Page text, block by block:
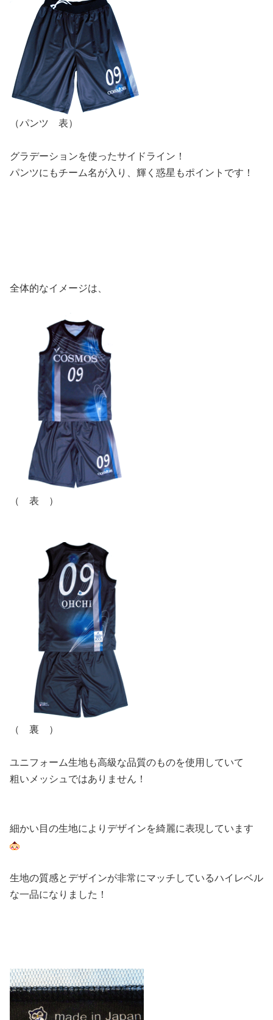
（パンツ 表）
グラデーションを使ったサイドライン！
パンツにもチーム名が入り、輝く惑星もポイントです！
全体的なイメージは、
（ 表 ）
（ 裏 ）
ユニフォーム生地も高級な品質のものを使用していて
粗いメッシュではありません！
細かい目の生地によりデザインを綺麗に表現しています
生地の質感とデザインが非常にマッチしているハイレベル
な一品になりました！